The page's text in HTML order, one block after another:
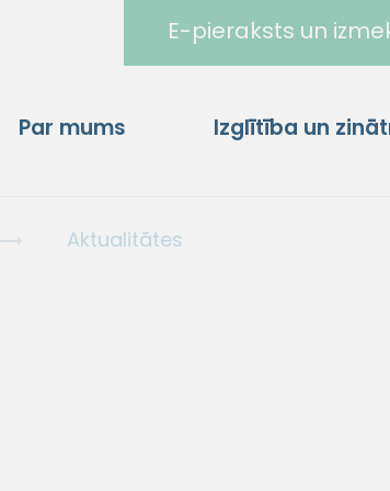
E-pieraksts un
Par mums Izglītība un
Aktualitātes